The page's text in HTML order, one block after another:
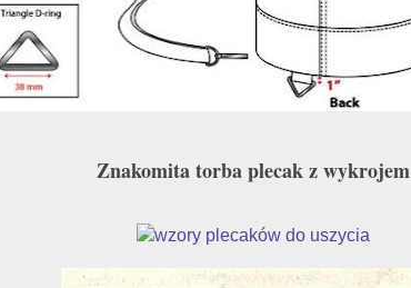
Znakomita torba plecak z wykrojem